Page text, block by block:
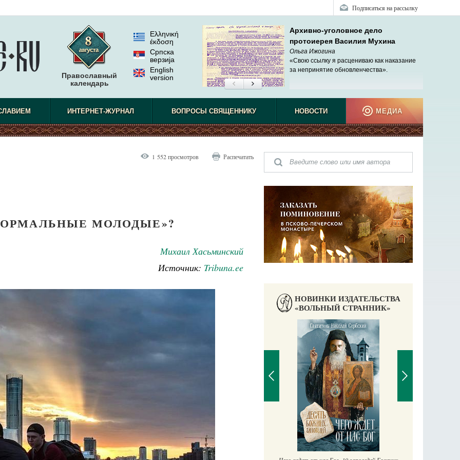
Подписаться на рассылку
Православный
календарь
Ελληνική
έκδοση
Српска
верзиjа
English
version
Архивно-уголовное дело
протоиерея Василия Мухина
Ольга Ижогина
«Свою ссылку я расцениваю как наказание
за непринятие обновленчества».
ИНТЕРНЕТ-ЖУРНАЛ ВОПРОСЫ СВЯЩЕННИКУ НОВОСТИ МЕДИА
1 552 просмотров Распечатать
МОЛОДЫЕ»?
Михаил Хасьминский
Источник: Tribuna.ee
НОВИНКИ ИЗДАТЕЛЬСТВА
«ВОЛЬНЫЙ СТРАННИК»
Великомученик Георгий Победоносец. Научись у
святого
Роман Котов
Православный мальчик
Екатерина Баканова